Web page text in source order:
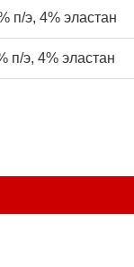
п/э, 4% эластан
п/э, 4% эластан